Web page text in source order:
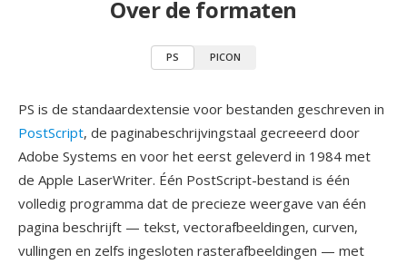
Over de formaten
PS PICON
PS is de standaardextensie voor bestanden geschreven in
PostScript, de paginabeschrijvingstaal gecreeerd door
Adobe Systems en voor het eerst geleverd in 1984 met
de Apple LaserWriter. Één PostScript-bestand is één
volledig programma dat de precieze weergave van één
pagina beschrijft — tekst, vectorafbeeldingen, curven,
vullingen en zelfs ingesloten rasterafbeeldingen — met